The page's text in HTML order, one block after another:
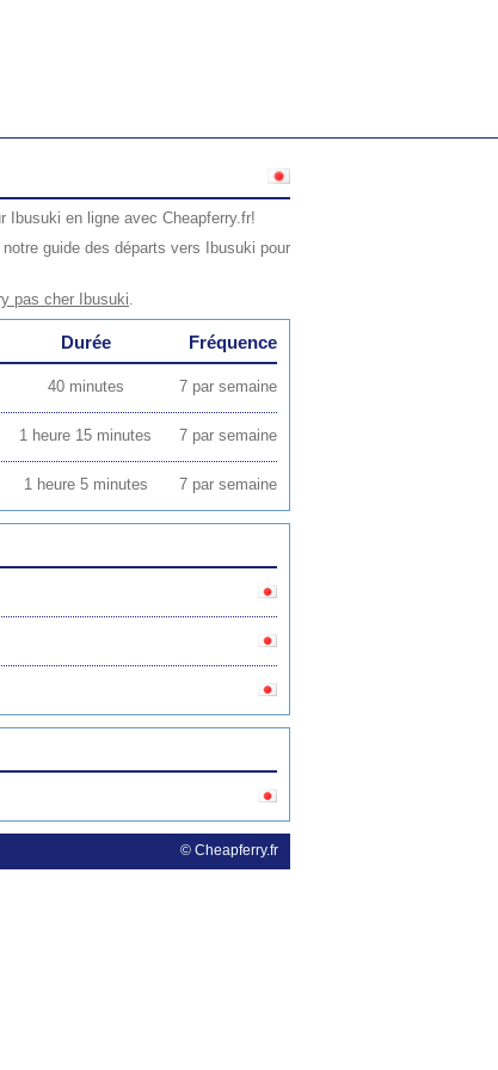
Ibusuki en ligne avec Cheapferry.fr!
guide des départs vers Ibusuki pour
pas cher Ibusuki.
Durée Fréquence
40 minutes 7 par semaine
1 heure 15 minutes 7 par semaine
1 heure 5 minutes 7 par semaine
© Cheapferry.fr